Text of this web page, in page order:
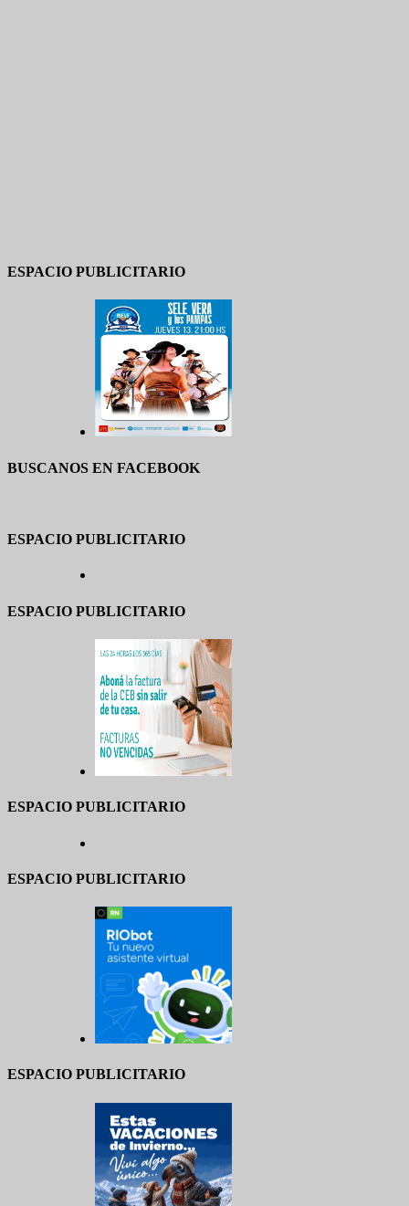
ESPACIO PUBLICITARIO
BUSCANOS EN FACEBOOK
ESPACIO PUBLICITARIO
ESPACIO PUBLICITARIO
ESPACIO PUBLICITARIO
ESPACIO PUBLICITARIO
ESPACIO PUBLICITARIO